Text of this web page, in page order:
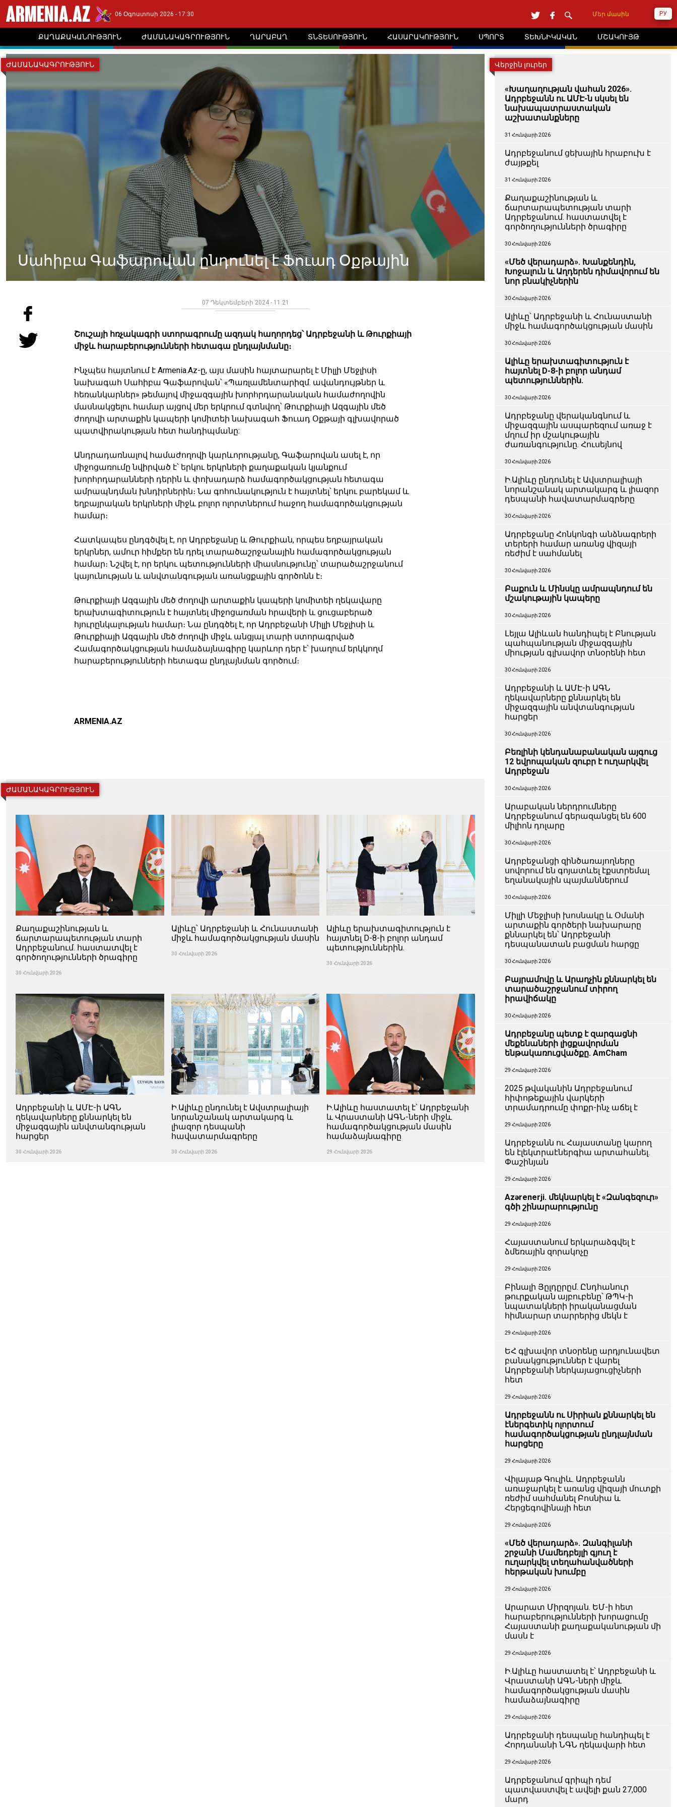
06 Օգոստոսի 2026 - 17:30 РУ
Մեր մասին
ՔԱՂԱՔԱԿԱՆՈՒԹՅՈՒՆ ԺԱՄԱՆԱԿԱԳՐՈՒԹՅՈՒՆ ՂԱՐԱԲԱՂ ՏՆՏԵՍՈՒԹՅՈՒՆ ՀԱՍԱՐԱԿՈՒԹՅՈՒՆ ՍՊՈՐՏ ՏԵԽՆԻԿԱԿԱՆ ՄՇԱԿՈՒՅԹ
Սահիբա Գաֆարովան ընդունել է Ֆուադ Օքթային
ԺԱՄԱՆԱԿԱԳՐՈՒԹՅՈՒՆ
07 Դեկտեմբերի 2024 - 11:21
Շուշայի հռչակագրի ստորագրումը ազդակ հաղորդեց՝ Ադրբեջանի և Թուրքիայի
միջև հարաբերությունների հետագա ընդլայնմանը։
Ինչպես հայտնում է Armenia.Az-ը, այս մասին հայտարարել է Միլլի Մեջլիսի
նախագահ Սահիբա Գաֆարովան՝ «Պառլամենտարիզմ. ավանդույթներ և
հեռանկարներ» թեմայով միջազգային խորհրդարանական համաժողովին
մասնակցելու համար այցով մեր երկրում գտնվող՝ Թուրքիայի Ազգային մեծ
ժողովի արտաքին կապերի կոմիտեի նախագահ Ֆուադ Օքթայի գլխավորած
պատվիրակության հետ հանդիպմանը:
Անդրադառնալով համաժողովի կարևորությանը, Գաֆարովան ասել է, որ
միջոցառումը նվիրված է՝ երկու երկրների քաղաքական կյանքում
խորհրդարանների դերին և փոխադարձ համագործակցության հետագա
ամրապնդման խնդիրներին։ Նա գոհունակություն է հայտնել՝ երկու բարեկամ և
եղբայրական երկրների միջև բոլոր ոլորտներում հաջող համագործակցության
համար։
Հատկապես ընդգծվել է, որ Ադրբեջանը և Թուրքիան, որպես եղբայրական
երկրներ, ամուր հիմքեր են դրել տարածաշրջանային համագործակցության
համար։ Նշվել է, որ երկու պետությունների միասնությունը՝ տարածաշրջանում
կայունության և անվտանգության առանցքային գործոնն է։
Թուրքիայի Ազգային մեծ ժողովի արտաքին կապերի կոմիտեի ղեկավարը
երախտագիտություն է հայտնել միջոցառման հրավերի և ցուցաբերած
հյուրընկալության համար։ Նա ընդգծել է, որ Ադրբեջանի Միլլի Մեջլիսի և
Թուրքիայի Ազգային մեծ ժողովի միջև անցյալ տարի ստորագրված
Համագործակցության համաձայնագիրը կարևոր դեր է՝ խաղում երկկողմ
հարաբերությունների հետագա ընդլայնման գործում։
ARMENIA.AZ
ԺԱՄԱՆԱԿԱԳՐՈՒԹՅՈՒՆ
Քաղաքաշինության և
ճարտարապետության տարի
Ադրբեջանում. հաստատվել է
գործողությունների ծրագիրը
30 Հունվարի 2026
Ալիևը՝ Ադրբեջանի և Հունաստանի
միջև համագործակցության մասին
30 Հունվարի 2026
Ալիևը երախտագիտություն է
հայտնել D-8-ի բոլոր անդամ
պետություններին.
30 Հունվարի 2026
Ադրբեջանի և ԱՄԷ-ի ԱԳՆ
ղեկավարները քննարկել են
միջազգային անվտանգության
հարցեր
30 Հունվարի 2026
Ի.Ալիևը ընդունել է Ավստրալիայի
նորանշանակ արտակարգ և
լիազոր դեսպանի
հավատարմագրերը
30 Հունվարի 2026
Ի.Ալիևը հաստատել է՝ Ադրբեջանի
և Վրաստանի ԱԳՆ-ների միջև
համագործակցության մասին
համաձայնագիրը
29 Հունվարի 2026
Վերջին լուրեր
«Խաղաղության վահան 2026».
Ադրբեջանն ու ԱՄԷ-ն սկսել են
նախապատրաստական ​​
աշխատանքները
31 Հունվարի 2026
Ադրբեջանում ցեխային հրաբուխ է
ժայթքել
31 Հունվարի 2026
Քաղաքաշինության և
ճարտարապետության տարի
Ադրբեջանում. հաստատվել է
գործողությունների ծրագիրը
30 Հունվարի 2026
«Մեծ վերադարձ». Խանքենդին,
Խոջալուն և Աղդերեն դիմավորում են
նոր բնակիչներին
30 Հունվարի 2026
Ալիևը՝ Ադրբեջանի և Հունաստանի
միջև համագործակցության մասին
30 Հունվարի 2026
Ալիևը երախտագիտություն է
հայտնել D-8-ի բոլոր անդամ
պետություններին.
30 Հունվարի 2026
Ադրբեջանը վերականգնում և
միջազգային ասպարեզում առաջ է
մղում իր մշակութային
ժառանգությունը. Հուսեյնով
30 Հունվարի 2026
Ի.Ալիևը ընդունել է Ավստրալիայի
նորանշանակ արտակարգ և լիազոր
դեսպանի հավատարմագրերը
30 Հունվարի 2026
Ադրբեջանը Հոնկոնգի անձնագրերի
տերերի համար առանց վիզայի
ռեժիմ է սահմանել
30 Հունվարի 2026
Բաքուն և Մինսկը ամրապնդում են
մշակութային կապերը
30 Հունվարի 2026
Լեյլա Ալիևան հանդիպել է Բնության
պահպանության միջազգային
միության գլխավոր տնօրենի հետ
30 Հունվարի 2026
Ադրբեջանի և ԱՄԷ-ի ԱԳՆ
ղեկավարները քննարկել են
միջազգային անվտանգության
հարցեր
30 Հունվարի 2026
Բեռլինի կենդանաբանական այգուց
12 եվրոպական զուբր է ուղարկվել
Ադրբեջան
30 Հունվարի 2026
Արաբական ներդրումները
Ադրբեջանում գերազանցել են 600
միլիոն դոլարը
30 Հունվարի 2026
Ադրբեջանցի զինծառայողները
սովորում են գոյատևել էքստրեմալ
եղանակային պայմաններում
30 Հունվարի 2026
Միլլի Մեջլիսի խոսնակը և Օմանի
արտաքին գործերի նախարարը
քննարկել են՝ Ադրբեջանի
դեսպանատան բացման հարցը
30 Հունվարի 2026
Բայրամովը և Արաղչին քննարկել են
տարածաշրջանում տիրող
իրավիճակը
30 Հունվարի 2026
Ադրբեջանը պետք է զարգացնի
մեքենաների լիցքավորման
ենթակառուցվածքը. AmCham
29 Հունվարի 2026
2025 թվականին Ադրբեջանում
հիփոթեքային վարկերի
տրամադրումը փոքր-ինչ աճել է
29 Հունվարի 2026
Ադրբեջանն ու Հայաստանը կարող
են էլեկտրաէներգիա արտահանել.
Փաշինյան
29 Հունվարի 2026
Azərenerji. մեկնարկել է «Զանգեզուր»
գծի շինարարությունը
29 Հունվարի 2026
Հայաստանում երկարաձգվել է
ձմեռային զորակոչը
29 Հունվարի 2026
Բինալի Յըլդըրըմ. Ընդհանուր
թուրքական այբուբենը՝ ԹՊԿ-ի
նպատակների իրականացման
հիմնարար տարրերից մեկն է
29 Հունվարի 2026
ԵՀ գլխավոր տնօրենը արդյունավետ
բանակցություններ է վարել
Ադրբեջանի ներկայացուցիչների
հետ
29 Հունվարի 2026
Ադրբեջանն ու Սիրիան քննարկել են
էներգետիկ ոլորտում
համագործակցության ընդլայնման
հարցերը
29 Հունվարի 2026
Վիլայաթ Գուլիև. Ադրբեջանն
առաջարկել է առանց վիզայի մուտքի
ռեժիմ սահմանել Բոսնիա և
Հերցեգովինայի հետ
29 Հունվարի 2026
«Մեծ վերադարձ». Զանգիլանի
շրջանի Մամեդբեյլի գյուղ է
ուղարկվել տեղահանվածների
հերթական խումբը
29 Հունվարի 2026
Արարատ Միրզոյան. ԵՄ-ի հետ
հարաբերությունների խորացումը
Հայաստանի քաղաքականության մի
մասն է
29 Հունվարի 2026
Ի.Ալիևը հաստատել է՝ Ադրբեջանի և
Վրաստանի ԱԳՆ-ների միջև
համագործակցության մասին
համաձայնագիրը
29 Հունվարի 2026
Ադրբեջանի դեսպանը հանդիպել է
Հորդանանի ՆԳՆ ղեկավարի հետ
29 Հունվարի 2026
Ադրբեջանում գրիպի դեմ
պատվաստվել է ավելի քան 27,000
մարդ